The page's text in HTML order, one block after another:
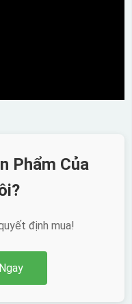
Phẩm Của
định mua!